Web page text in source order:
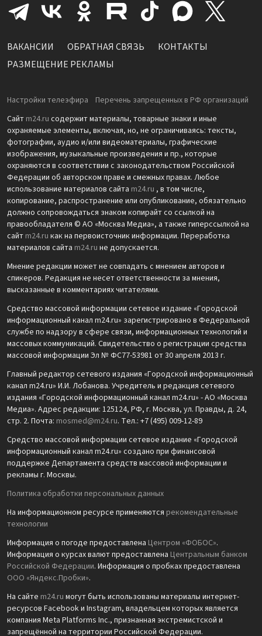
ВАКАНСИИ ОБРАТНАЯ СВЯЗЬ
КОНТАКТЫ
РАЗМЕЩЕНИЕ РЕКЛАМЫ
Настройки телеэфира
Перечень запрещенных в РФ организаций
Сайт m24.ru содержит материалы, товарные знаки и иные
охраняемые элементы, включая, но, не ограничиваясь: тексты,
фотографии, аудио и/или видеоматериалы, графические
изображения, музыкальные произведения и пр., которые
охраняются в соответствии с законодательством Российской
Федерации об авторском праве и смежных правах. Любое
использование материалов сайта m24.ru , в том числе,
копирование, распространение или опубликование, обязательно
должно сопровождаться знаком копирайт со ссылкой на
правообладателя © АО «Москва Медиа», а также гиперссылкой на
сайт m24.ru как на первоисточник информации. Переработка
материалов сайта m24.ru не допускается.
Мнение редакции может не совпадать с мнением авторов и
спикеров. Редакция не несет ответственности за мнения,
высказанные в комментариях читателями.
Средство массовой информации сетевое издание «Городской
информационный канал m24.ru» зарегистрировано в Федеральной
службе по надзору в сфере связи, информационных технологий и
массовых коммуникаций. Свидетельство о регистрации средства
массовой информации Эл № ФС77-53981 от 30 апреля 2013 г.
Главный редактор сетевого издания «Городской информационный
канал m24.ru» И.И. Лобанова. Учредитель и редакция сетевого
издания «Городской информационный канал m24.ru» - АО «Москва
Медиа». Адрес редакции: 125124, РФ, г. Москва, ул. Правды, д. 24,
стр. 2. Почта: mosmed@m24.ru. Тел.: +7 (495) 009-12-89
Средство массовой информации сетевое издание «Городской
информационный канал m24.ru» создано при финансовой
поддержке Департамента средств массовой информации и
рекламы г. Москвы.
Политика обработки персональных данных
На информационном ресурсе применяются рекомендательные
технологии
Информация о погоде предоставлена Центром «ФОБОС».
Информация о курсах валют предоставлена Центральным банком
Российской Федерации. Информация о пробках предоставлена
ООО «Яндекс.Пробки».
На сайте m24.ru могут быть использованы материалы интернет-
ресурсов Facebook и Instagram, владельцем которых является
компания Meta Platforms Inc., признанная экстремистской и
запрещённой на территории Российской Федерации.